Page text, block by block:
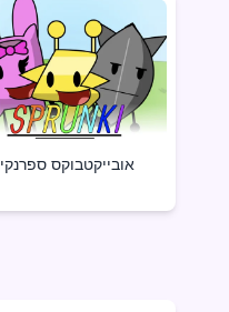
אובייקטבוקס ספרנקי